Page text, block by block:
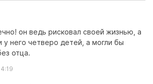
он ведь рисковал своей жизнью, а
у него четверо детей, а могли бы
отца.